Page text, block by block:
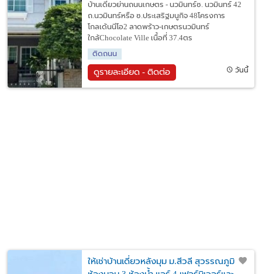
บ้านเดี่ยวย่านถนนเกษตร - นวมินทร์ซ. นวมินทร์ 42
ถ.นวมินทร์หรือ ซ.ประเสริฐมนูกิจ 48โครงการ
โกลเด้นนีโอ2 ลาดพร้าว-เกษตรนวมินทร์
ใกล้Chocolate Ville เนื้อที่ 37.4ตร
ติดถนน
ดูรายละเอียด - ติดต่อ วันนี้
ให้เช่าบ้านเดี่ยวหลังมุม ม.สีวลี สุวรรณภูมิ 3